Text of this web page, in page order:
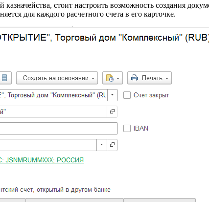
казначейства, стоит настроить возможность создания
для каждого расчетного счета в его карточке.